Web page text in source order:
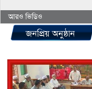
আরও ভিডিও
জনপ্রিয় অনুষ্ঠান